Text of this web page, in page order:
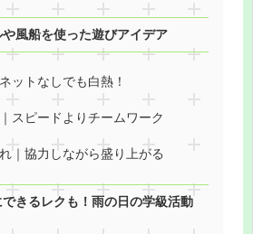
風船を使った遊びアイデア
ットなしでも白熱！
スピードよりチームワーク
｜協力しながら盛り上がる
きるレクも！雨の日の学級活動